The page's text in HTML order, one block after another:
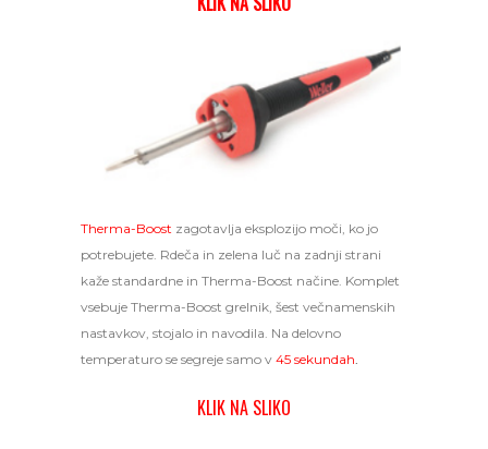
Therma-Boost zagotavlja eksplozijo moči, ko jo
potrebujete. Rdeča in zelena luč na zadnji strani
kaže standardne in Therma-Boost načine. Komplet
vsebuje Therma-Boost grelnik, šest večnamenskih
nastavkov, stojalo in navodila. Na delovno
temperaturo se segreje samo v 45 sekundah
KLIK NA SLIKO